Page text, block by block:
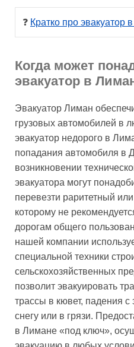
❓ Кратко про эвакуатор
Когда может
эвакуатор в
Эвакуатор Лиман
грузовых автомобилей в
эвакуатор недорого в
попадания автомобиля в
возникновении
эвакуатора могут
перевезти раритетный
которому не
дорогам общего
нашей компании
специальной техники
сельскохозяйственных
позволит эвакуировать
трассы в кювет, падения с
снегу или в грязи.
в Лимане «под ключ»,